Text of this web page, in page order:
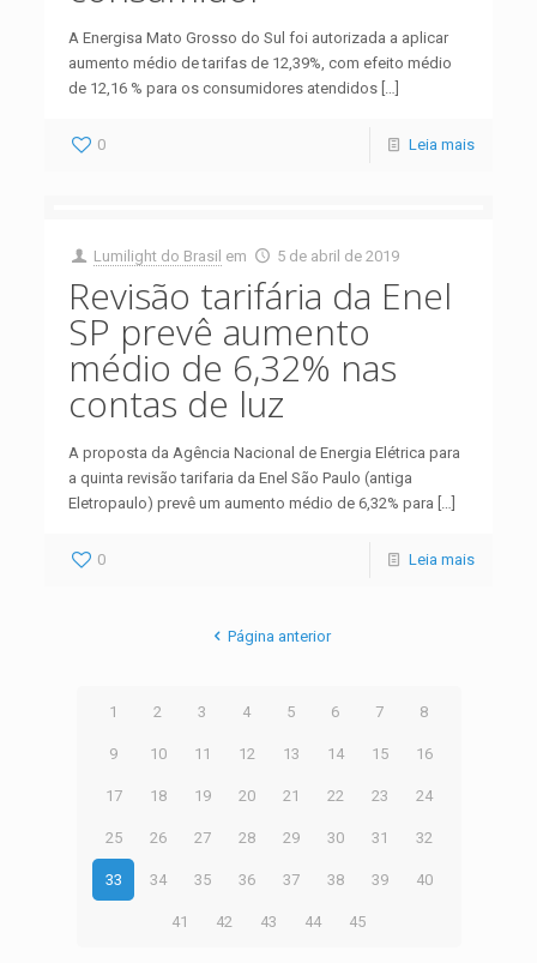
A Energisa Mato Grosso do Sul foi autorizada a aplicar
aumento médio de tarifas de 12,39%, com efeito médio
de 12,16 % para os consumidores atendidos […]
0 Leia mais
Lumilight do Brasil em 5 de abril de 2019
Revisão tarifária da Enel
SP prevê aumento
médio de 6,32% nas
contas de luz
A proposta da Agência Nacional de Energia Elétrica para
a quinta revisão tarifaria da Enel São Paulo (antiga
Eletropaulo) prevê um aumento médio de 6,32% para […]
0 Leia mais
Página anterior
1 2 3 4 5 6 7 8
9 10 11 12 13 14 15 16
17 18 19 20 21 22 23 24
25 26 27 28 29 30 31 32
33 34 35 36 37 38 39 40
41 42 43 44 45